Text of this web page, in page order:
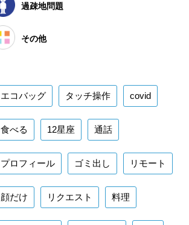
過疎地問題
その他
エコバッグ タッチ操作 covid
食べる 12星座 通話
プロフィール ゴミ出し リモート
顔だけ リクエスト 料理